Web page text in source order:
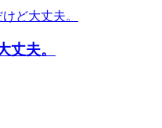
丈夫。